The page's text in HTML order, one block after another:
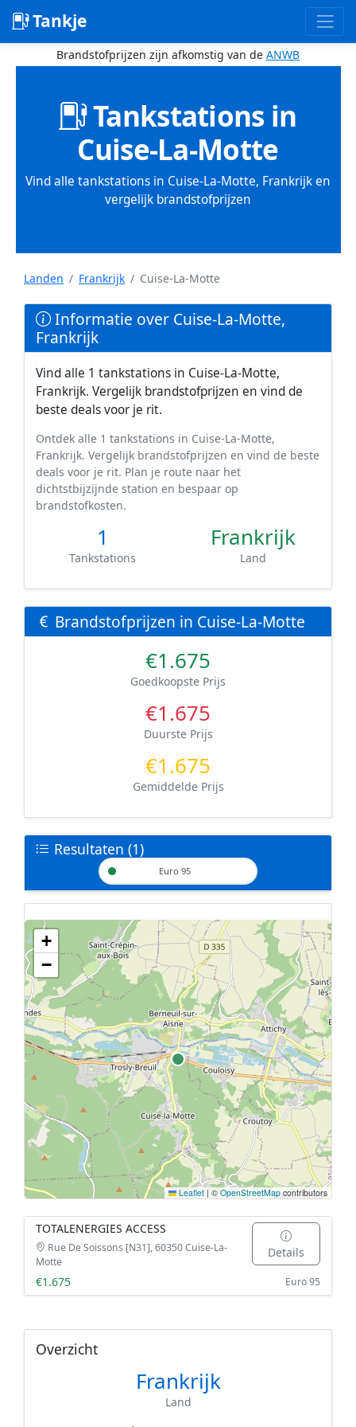
Tankje
Brandstofprijzen zijn afkomstig van de ANWB
Tankstations in
Cuise-La-Motte
Vind alle tankstations in Cuise-La-Motte, Frankrijk en
vergelijk brandstofprijzen
Landen Frankrijk Cuise-La-Motte
Informatie over Cuise-La-Motte,
Frankrijk
Vind alle 1 tankstations in Cuise-La-Motte,
Frankrijk. Vergelijk brandstofprijzen en vind de
beste deals voor je rit.
Ontdek alle 1 tankstations in Cuise-La-Motte,
Frankrijk. Vergelijk brandstofprijzen en vind de beste
deals voor je rit. Plan je route naar het
dichtstbijzijnde station en bespaar op
brandstofkosten.
1
Tankstations
Frankrijk
Land
Brandstofprijzen in Cuise-La-Motte
€1.675
Goedkoopste Prijs
€1.675
Duurste Prijs
€1.675
Gemiddelde Prijs
Resultaten (1)
Euro 95
Geen tankstations met locatiegegevens gevonden.
De kaart kan niet worden weergegeven zonder GPS coördinaten.
+
−
Leaflet | © OpenStreetMapcontributors
TOTALENERGIES ACCESS
Rue De Soissons [N31], 60350 Cuise-La-
Motte
Details
€1.675
Euro 95
Overzicht
Frankrijk
Land